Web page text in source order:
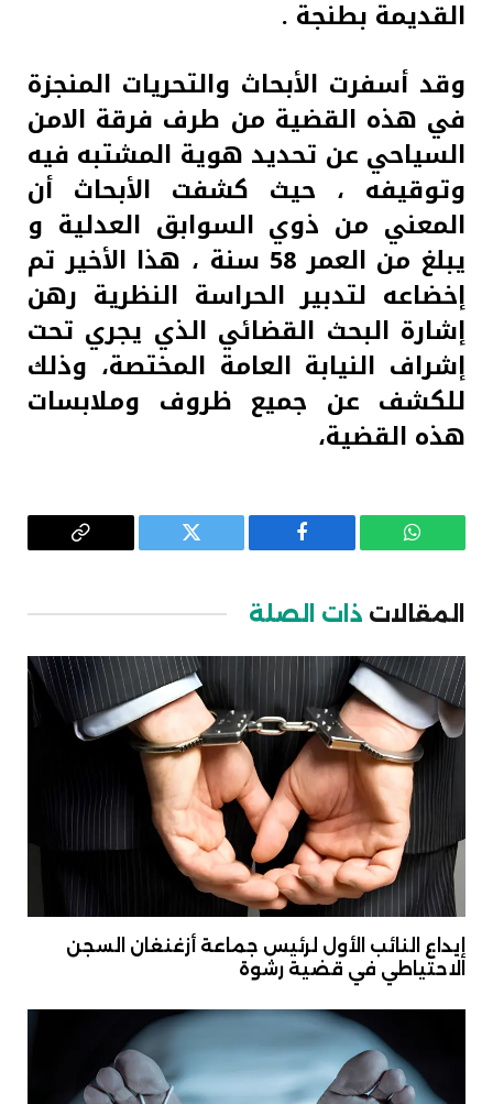
القديمة بطنجة .
وقد أسفرت الأبحاث والتحريات المنجزة
في هذه القضية من طرف فرقة الامن
السياحي عن تحديد هوية المشتبه فيه
وتوقيفه ، حيث كشفت الأبحاث أن
المعني من ذوي السوابق العدلية و
يبلغ من العمر 58 سنة ، هذا الأخير تم
إخضاعه لتدبير الحراسة النظرية رهن
إشارة البحث القضائي الذي يجري تحت
إشراف النيابة العامة المختصة، وذلك
للكشف عن جميع ظروف وملابسات
هذه القضية،
واتساب فيسبوك تويتر
Copy
المقالات ذات الصلة
إيداع النائب الأول لرئيس جماعة أزغنغان السجن
الاحتياطي في قضية رشوة